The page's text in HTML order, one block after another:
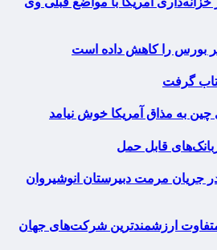
بر بورس را کاهش داده است
گرفت
به مذاق آمریکا خوش نیامد
قابل حمل
جریان مرمت دبیرستان انوشیروان
ارزشمندترین شرکت‌های جهان